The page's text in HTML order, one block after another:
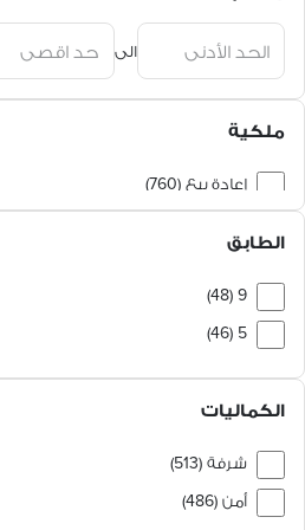
الى
ملكية
إعادة بيع (760)
الطابق
9 (48)
5 (46)
3 (39)
الكماليات
شرفة (513)
أمن (486)